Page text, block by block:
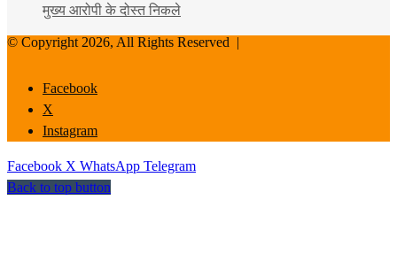
मुख्य आरोपी के दोस्त निकले
© Copyright 2026, All Rights Reserved |
Facebook
X
Instagram
Facebook X WhatsApp Telegram
Back to top button